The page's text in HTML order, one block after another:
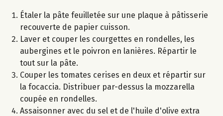
Étaler la pâte feuilletée sur une plaque à pâtisserie
recouverte de papier cuisson.
Laver et couper les courgettes en rondelles, les
aubergines et le poivron en lanières. Répartir le
tout sur la pâte.
Couper les tomates cerises en deux et répartir sur
la focaccia. Distribuer par-dessus la mozzarella
coupée en rondelles.
Assaisonner avec du sel et de l'huile d'olive extra